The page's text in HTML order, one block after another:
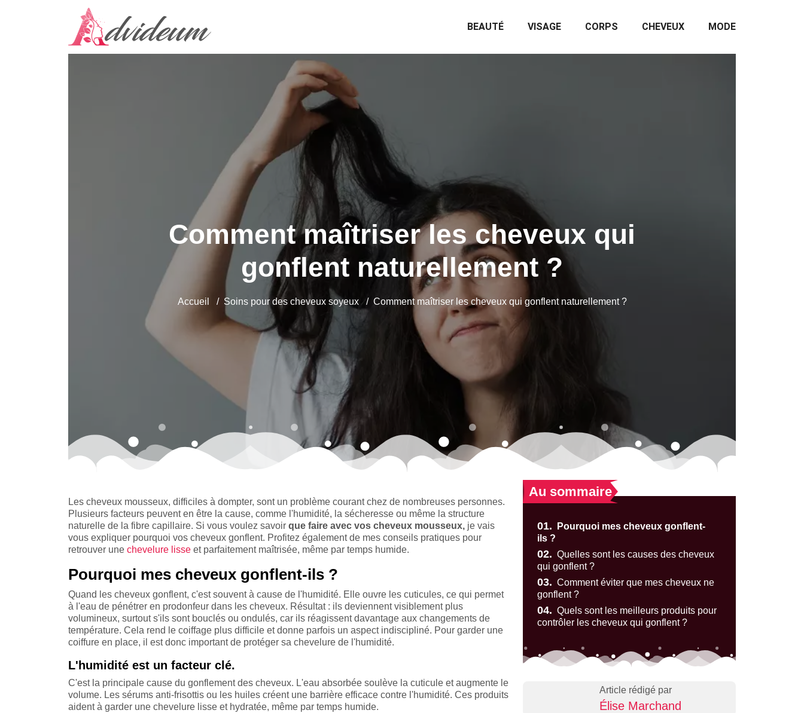
BEAUTÉ VISAGE CORPS CHEVEUX MODE
Comment maîtriser les cheveux qui
gonflent naturellement ?
Accueil Soins pour des cheveux soyeux Comment maîtriser les cheveux qui gonflent naturellement ?
Les cheveux mousseux, difficiles à dompter, sont un problème courant chez de nombreuses personnes.
Plusieurs facteurs peuvent en être la cause, comme l'humidité, la sécheresse ou même la structure
naturelle de la fibre capillaire. Si vous voulez savoir que faire avec vos cheveux mousseux, je vais
vous expliquer pourquoi vos cheveux gonflent. Profitez également de mes conseils pratiques pour
retrouver une chevelure lisse et parfaitement maîtrisée, même par temps humide.
Pourquoi mes cheveux gonflent-ils ?
Quand les cheveux gonflent, c'est souvent à cause de l'humidité. Elle ouvre les cuticules, ce qui permet
à l'eau de pénétrer en prodonfeur dans les cheveux. Résultat : ils deviennent visiblement plus
volumineux, surtout s'ils sont bouclés ou ondulés, car ils réagissent davantage aux changements de
température. Cela rend le coiffage plus difficile et donne parfois un aspect indiscipliné. Pour garder une
coiffure en place, il est donc important de protéger sa chevelure de l'humidité.
L'humidité est un facteur clé.
C'est la principale cause du gonflement des cheveux. L'eau absorbée soulève la cuticule et augmente le
volume. Les sérums anti-frisottis ou les huiles créent une barrière efficace contre l'humidité. Ces produits
aident à garder une chevelure lisse et hydratée, même par temps humide.
Au sommaire
01.
Pourquoi mes cheveux gonflent-
ils ?
02. Quelles sont les causes des cheveux
qui gonflent ?
03. Comment éviter que mes cheveux ne
gonflent ?
04. Quels sont les meilleurs produits pour
contrôler les cheveux qui gonflent ?
Article rédigé par
Élise Marchand